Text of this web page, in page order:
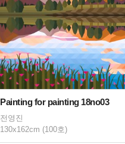
Painting for painting 18no03
전영진
130x162cm (100호)